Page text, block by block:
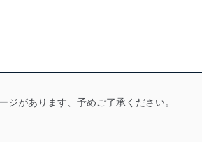
があります、予めご了承ください。